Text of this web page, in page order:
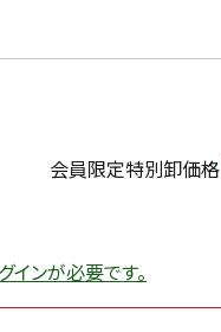
会員限定特別卸価格
ンが必要です。